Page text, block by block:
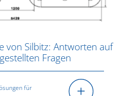
von Silbitz: Antworten auf
Fragen
für